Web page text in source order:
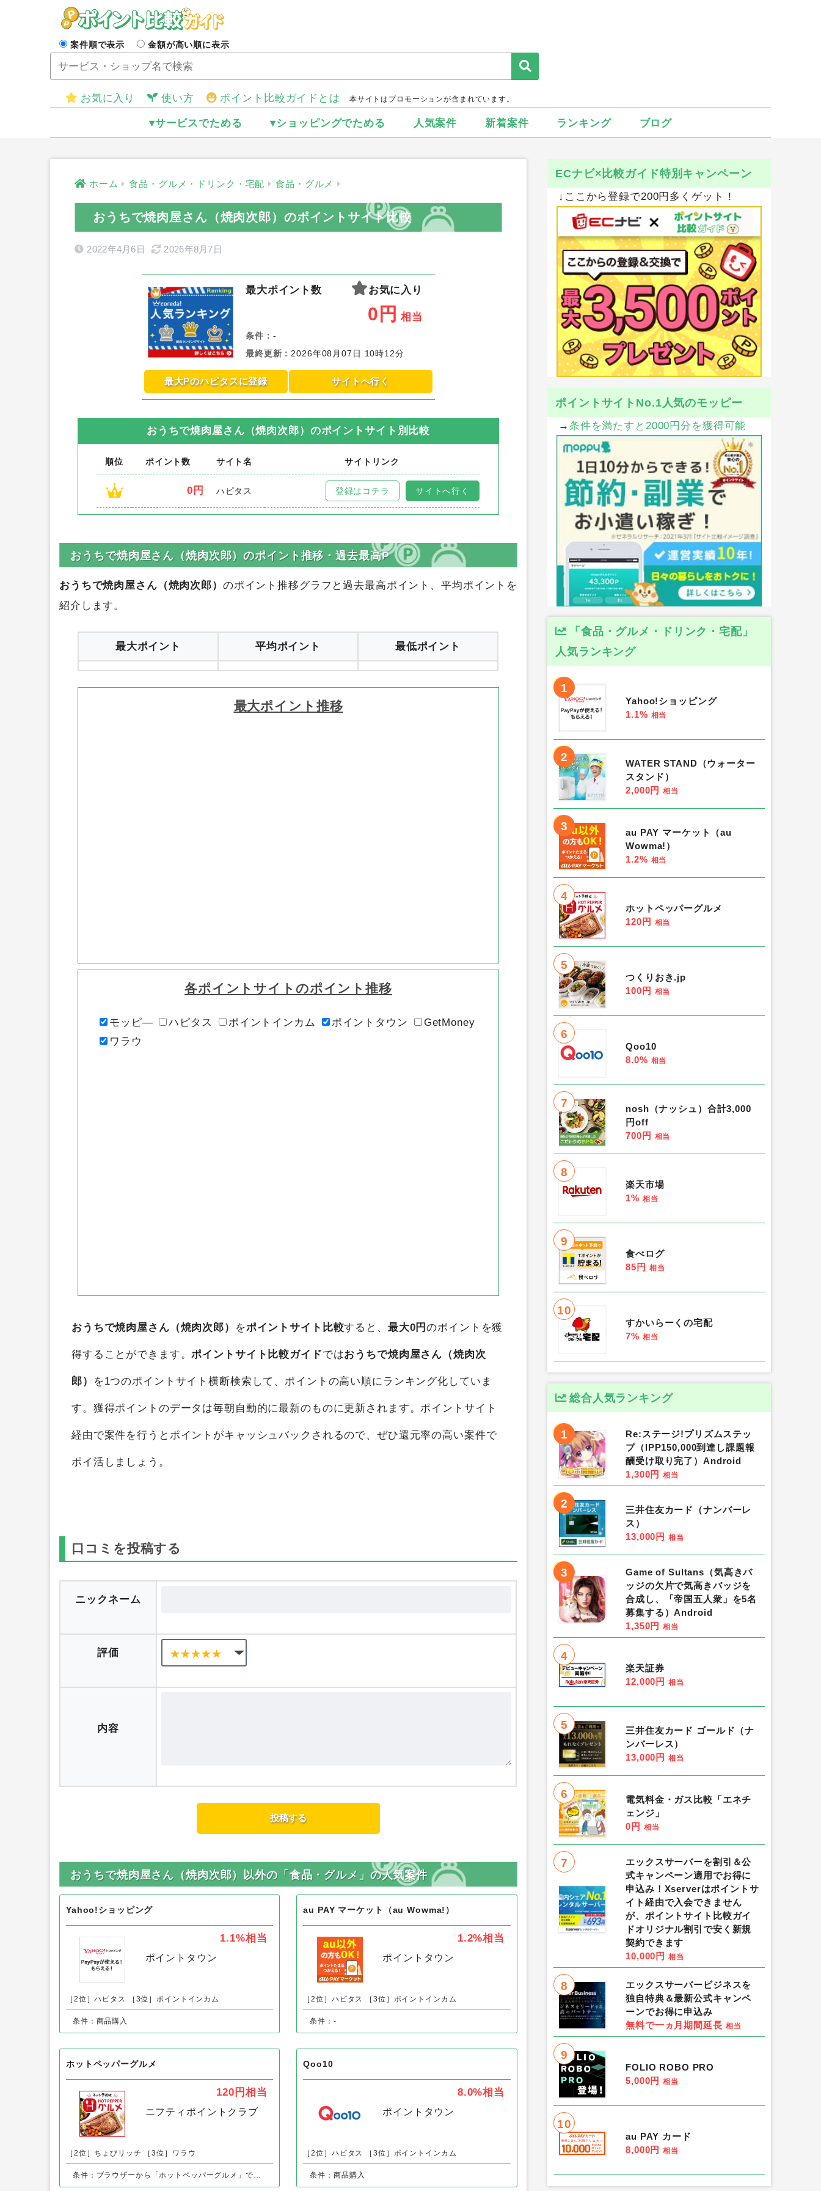
案件順で表示 金額が高い順に表示
お気に入り 使い方 ポイント比較ガイドとは 本サイトはプロモーションが含まれています。
▾サービスでためる ▾ショッピングでためる 人気案件 新着案件 ランキング ブログ
ホーム 食品・グルメ・ドリンク・宅配 食品・グルメ
おうちで焼肉屋さん（焼肉次郎）のポイントサイト比較
2022年4月6日 2026年8月7日
最大ポイント数 お気に入り
0 円 相当
条件： -
最終更新 ： 2026年08月07日 10時12分
最大Pのハピタスに登録 サイトへ行く
おうちで焼肉屋さん（焼肉次郎） のポイントサイト別比較
順位 ポイント数 サイト名 サイトリンク
1 0円 ハピタス 登録はコチラ サイトへ行く
おうちで焼肉屋さん（焼肉次郎）のポイント推移・過去最高P
おうちで焼肉屋さん（焼肉次郎） のポイント推移グラフと過去最高ポイント、平均ポイントを
紹介します。
最大ポイント 平均ポイント 最低ポイント
最大ポイント推移
各ポイントサイトのポイント推移
モッピ― ハピタス ポイントインカム ポイントタウン
GetMoney
ワラウ
おうちで焼肉屋さん（焼肉次郎） をポイントサイト比較すると、 最大0円のポイントを獲
得することができます。ポイントサイト比較ガイドではおうちで焼肉屋さん（焼肉次
郎） を1つのポイントサイト横断検索して、ポイントの高い順にランキング化していま
す。獲得ポイントのデータは毎朝自動的に最新のものに更新されます。ポイントサイト
経由で案件を行うとポイントがキャッシュバックされるので、ぜひ還元率の高い案件で
ポイ活しましょう。
口コミを投稿する
ニックネーム
評価
内容
おうちで焼肉屋さん（焼肉次郎）以外の「食品・グルメ」の人気案件
Yahoo!ショッピング
1.1%相当
ポイントタウン
［2位］ハピタス ［3位］ポイントインカム
条件：商品購入
au PAY マーケット（au Wowma!）
1.2%相当
ポイントタウン
［2位］ハピタス ［3位］ポイントインカム
条件：-
ホットペッパーグルメ
120円 相当
ニフティポイントクラブ
［2位］ちょびリッチ ［3位］ワラウ
条件：ブラウザーから「ホットペッパーグルメ」でリクエスト予約、即予約後の来店完了
Qoo10
8.0%相当
ポイントタウン
［2位］ハピタス ［3位］ポイントインカム
条件：商品購入
ECナビ×比較ガイド特別キャンペーン
↓ここから登録で200円多くゲット！
ポイントサイトNo.1人気のモッピー
→ 条件を満たすと2000円分を獲得可能
「食品・グルメ・ドリンク・宅配」
人気ランキング
1
Yahoo!ショッピング
1.1% 相当
2
WATER STAND（ウォーター
スタンド）
2,000円 相当
3
au PAY マーケット（au
Wowma!）
1.2% 相当
4
ホットペッパーグルメ
120円 相当
5
つくりおき.jp
100円 相当
6
Qoo10
8.0% 相当
7
nosh（ナッシュ）合計3,000
円off
700円 相当
8
楽天市場
1% 相当
9
食べログ
85円 相当
10
すかいらーくの宅配
7% 相当
総合人気ランキング
1
Re:ステージ!プリズムステッ
プ（IPP150,000到達し課題報
酬受け取り完了）Android
1,300円 相当
2
三井住友カード（ナンバーレ
ス）
13,000円 相当
3
Game of Sultans（気高きバ
ッジの欠片で気高きバッジを
合成し、「帝国五人衆」を5名
募集する）Android
1,350円 相当
4
楽天証券
12,000円 相当
5
三井住友カード ゴールド（ナ
ンバーレス）
13,000円 相当
6
電気料金・ガス比較「エネチ
ェンジ」
0円 相当
7
エックスサーバーを割引＆公
式キャンペーン適用でお得に
申込み！Xserverはポイントサ
イト経由で入会できません
が、ポイントサイト比較ガイ
ドオリジナル割引で安く新規
契約できます
10,000円 相当
8
エックスサーバービジネスを
独自特典＆最新公式キャンペ
ーンでお得に申込み
無料で一ヵ月期間延長 相当
9
FOLIO ROBO PRO
5,000円 相当
10
au PAY カード
8,000円 相当